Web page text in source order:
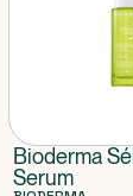
Bioderma
Serum